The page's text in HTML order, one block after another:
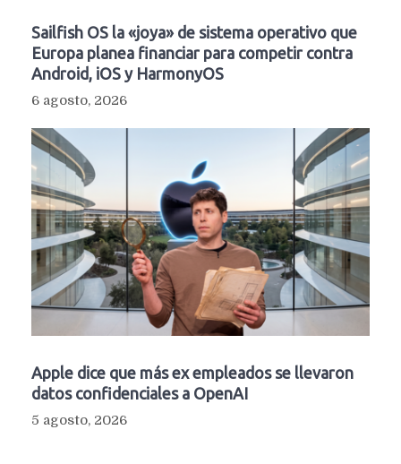
Sailfish OS la «joya» de sistema operativo que
Europa planea financiar para competir contra
Android, iOS y HarmonyOS
6 agosto, 2026
Apple dice que más ex empleados se llevaron
datos confidenciales a OpenAI
5 agosto, 2026